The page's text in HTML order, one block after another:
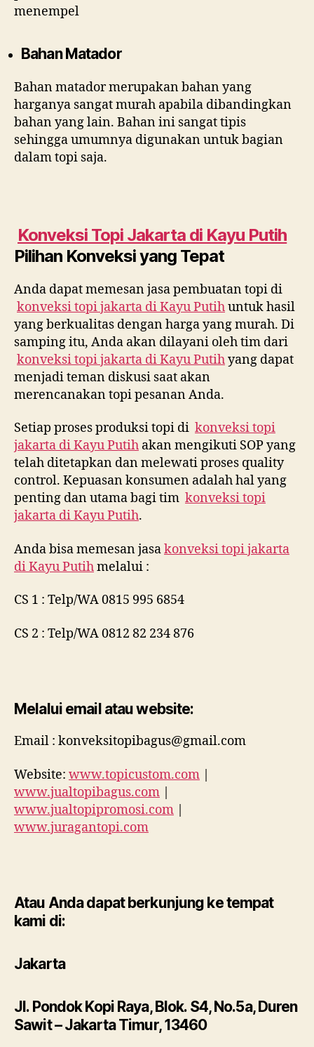
menempel
Bahan Matador
Bahan matador merupakan bahan yang
harganya sangat murah apabila dibandingkan
bahan yang lain. Bahan ini sangat tipis
sehingga umumnya digunakan untuk bagian
dalam topi saja.
Konveksi Topi Jakarta di Kayu Putih
Pilihan Konveksi yang Tepat
Anda dapat memesan jasa pembuatan topi di
konveksi topi jakarta diKayu Putihuntuk hasil
yang berkualitas dengan harga yang murah. Di
samping itu, Anda akan dilayani oleh tim dari
konveksi topi jakarta diKayu Putihyang dapat
menjadi teman diskusi saat akan
merencanakan topi pesanan Anda.
Setiap proses produksi topi di konveksi topi
jakarta diKayu Putih akan mengikuti SOP yang
telah ditetapkan dan melewati proses quality
control. Kepuasan konsumen adalah hal yang
penting dan utama bagi tim konveksi topi
jakarta diKayu Putih.
Anda bisa memesan jasakonveksi topi jakarta
diKayu Putihmelalui :
CS 1 : Telp/WA 0815 995 6854
CS 2 : Telp/WA 0812 82 234 876
Melalui email atau website:
Email : konveksitopibagus@gmail.com
Website: www.topicustom.com |
www.jualtopibagus.com |
www.jualtopipromosi.com |
www.juragantopi.com
Atau Anda dapat berkunjung ke tempat
kami di:
Jakarta
Jl. Pondok Kopi Raya, Blok. S4, No.5a, Duren
Sawit – Jakarta Timur, 13460